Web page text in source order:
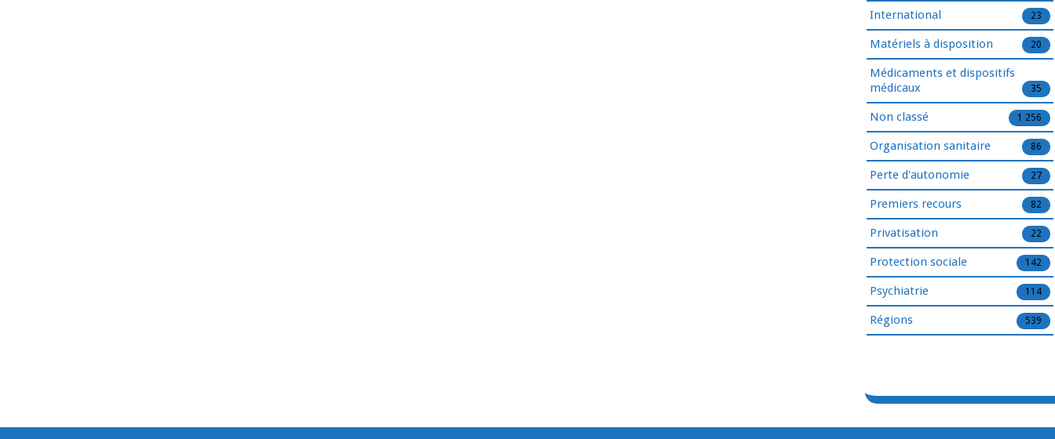
International 23
Matériels à disposition 20
Médicaments et dispositifs
médicaux
35
Non classé 1 256
Organisation sanitaire 86
Perte d'autonomie 27
Premiers recours 82
Privatisation 22
Protection sociale 142
Psychiatrie 114
Régions 539